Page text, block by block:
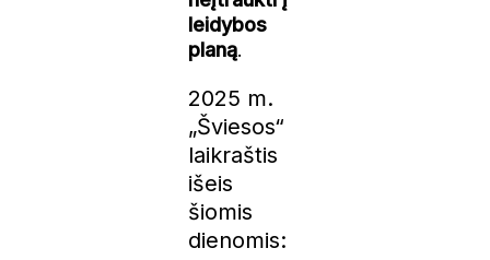
leidybos
planą.
2025 m.
„Šviesos“
laikraštis
išeis
šiomis
dienomis: